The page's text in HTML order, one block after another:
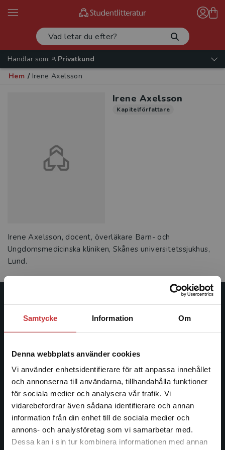
Samtycke Information Om
Denna webbplats använder cookies
Vi använder enhetsidentifierare för att anpassa innehållet
och annonserna till användarna, tillhandahålla funktioner
för sociala medier och analysera vår trafik. Vi
vidarebefordrar även sådana identifierare och annan
information från din enhet till de sociala medier och
annons- och analysföretag som vi samarbetar med.
Dessa kan i sin tur kombinera informationen med annan
Begränsad fraktregion
Handlar som:
Privatkund
Hem / Irene Axelsson
Irene Axelsson
Kapitelförfattare
Irene Axelsson, docent, överläkare Barn- och
Ungdomsmedicinska kliniken, Skånes universitetssjukhus,
Lund.
Studentlitteratur
Studentlitteratur grundades 1963 och är idag Sveriges
facklitteratur, utbildningar och digitala
informationstjänster i utbudet, finns Studentlitteratur med
längs hela kunskapsresan.
Kontakta oss
Kontakta oss